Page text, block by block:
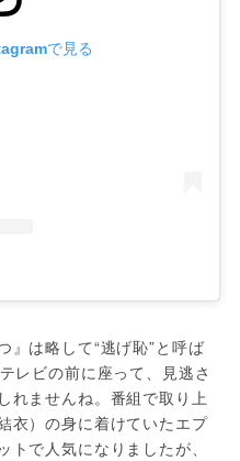
で見る
』は略して“逃げ恥”と呼ば
レビの前に座って、見逃さ
れませんね。番組で取り上
衣）の身に着けていたエプ
で人気になりましたが、